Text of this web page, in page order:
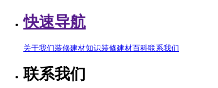
快速导航
关于我们装修建材知识装修建材百科联系我们
联系我们